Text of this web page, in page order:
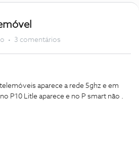
3 comentários
aparece a rede 5ghz e em
P10 Litle aparece e no P smart não .